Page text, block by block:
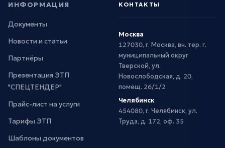
ИНФОРМАЦИЯ
Документы
Новости и статьи
Партнёры
Презентация ЭТП
"СПЕЦТЕНДЕР"
Прайс-лист на услуги
Тарифы ЭТП
Шаблоны документов
КОНТАКТЫ
Москва
127030, г. Москва, вн. тер. г.
муниципальный округ
Тверской, ул.
Новослободская, д. 20,
помещ. 26/1/2
Челябинск
454080, г. Челябинск, ул.
Труда, д. 172, оф. 35